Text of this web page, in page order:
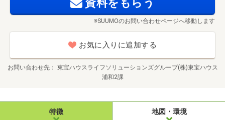
資料をもらう
※SUUMOのお問い合わせページへ移動します
お気に入りに追加する
お問い合わせ先
東宝ハウスライフソリューションズグループ(株)東宝ハウス
浦和2課
特徴 地図・環境